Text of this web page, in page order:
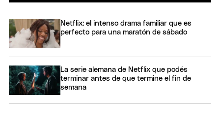
Netflix: el intenso drama familiar que es
perfecto para una maratón de sábado
La serie alemana de Netflix que podés
terminar antes de que termine el fin de
semana